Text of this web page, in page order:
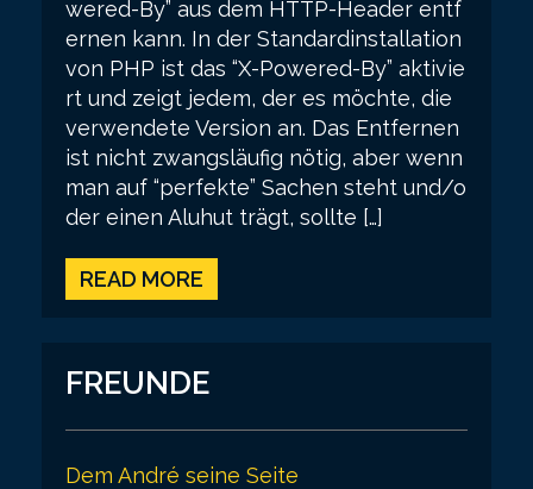
wered-By” aus dem HTTP-Header entf
ernen kann. In der Standardinstallation
von PHP ist das “X-Powered-By” aktivie
rt und zeigt jedem, der es möchte, die
verwendete Version an. Das Entfernen
ist nicht zwangsläufig nötig, aber wenn
man auf “perfekte” Sachen steht und/o
der einen Aluhut trägt, sollte […]
READ MORE
FREUNDE
Dem André seine Seite